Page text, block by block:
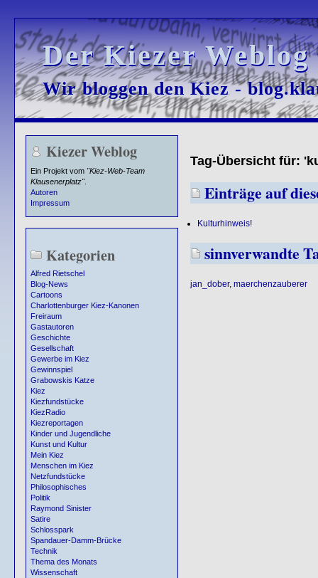
Der Kiezer
Der Kiezer
Wir bloggen den Kiez -
Wir bloggen den Kiez -
Kiezer Weblog
Ein Projekt vom "Kiez-Web-Team
Klausenerplatz".
Autoren
Impressum
Kategorien
Alfred Rietschel
Blog-News
Cartoons
Charlottenburger Kiez-Kanonen
Freiraum
Gastautoren
Geschichte
Gesellschaft
Gewerbe im Kiez
Gewinnspiel
Grabowskis Katze
Kiez
Kiezfundstücke
KiezRadio
Kiezreportagen
Kinder und Jugendliche
Kunst und Kultur
Mein Kiez
Menschen im Kiez
Netzfundstücke
Philosophisches
Politik
Raymond Sinister
Satire
Schlosspark
Spandauer-Damm-Brücke
Technik
Thema des Monats
Wissenschaft
Tag-Übersicht für:
Einträge auf
Kulturhinweis!
sinnverwandte
jan_dober, maerchenzauberer